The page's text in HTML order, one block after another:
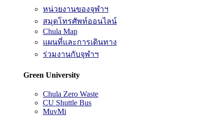
หน่วยงานของจุฬาฯ
สมุดโทรศัพท์ออนไลน์
Chula Map
แผนที่และการเดินทาง
ร่วมงานกับจุฬาฯ
Green University
Chula Zero Waste
CU Shuttle Bus
MuvMi